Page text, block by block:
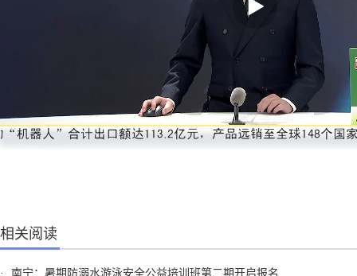
相关阅读
·
南宁：暑期防溺水游泳安全公益培训班第二期开启报名